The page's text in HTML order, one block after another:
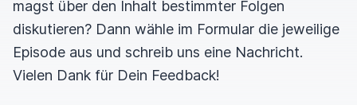
magst über den Inhalt bestimmter Folgen
diskutieren? Dann wähle im Formular die jeweilige
Episode aus und schreib uns eine Nachricht.
Vielen Dank für Dein Feedback!